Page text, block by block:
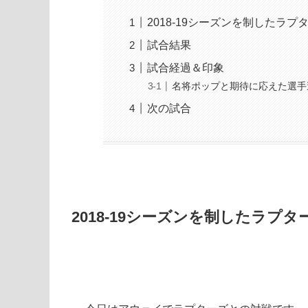
2018-19シーズンを制したラプ
試合結果
試合経過＆印象
名将ポップと期待に応えた選手
次の試合
2018-19シーズンを制したラプタ